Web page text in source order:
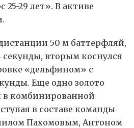
25-29 лет». В активе
50 м баттерфляй,
секунды, вторым коснулся
«дельфином» с
Еще одно золото
в комбинированной
в составе команды
Пахомовым, Антоном